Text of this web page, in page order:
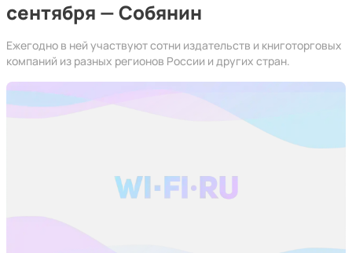
сентября — Собянин
Ежегодно в ней участвуют сотни издательств и книготорговых
компаний из разных регионов России и других стран.